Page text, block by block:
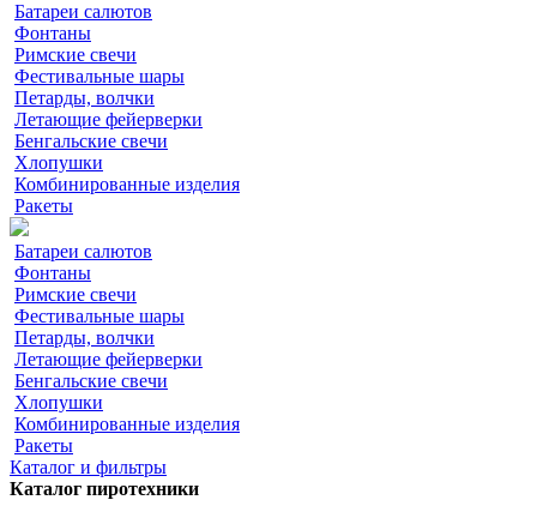
Батареи салютов
Фонтаны
Римские свечи
Фестивальные шары
Петарды, волчки
Летающие фейерверки
Бенгальские свечи
Хлопушки
Комбинированные изделия
Ракеты
Батареи салютов
Фонтаны
Римские свечи
Фестивальные шары
Петарды, волчки
Летающие фейерверки
Бенгальские свечи
Хлопушки
Комбинированные изделия
Ракеты
Каталог и фильтры
Каталог пиротехники